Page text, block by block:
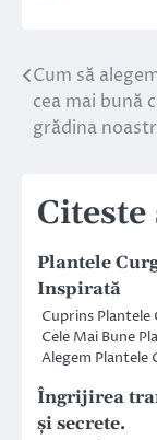
Navigare
în
Cum să
cea mai bună
grădina
Citeste
Plantele
Inspirată
Cuprins
Cele Mai Bune
Alegem
Îngrijirea
și secrete.